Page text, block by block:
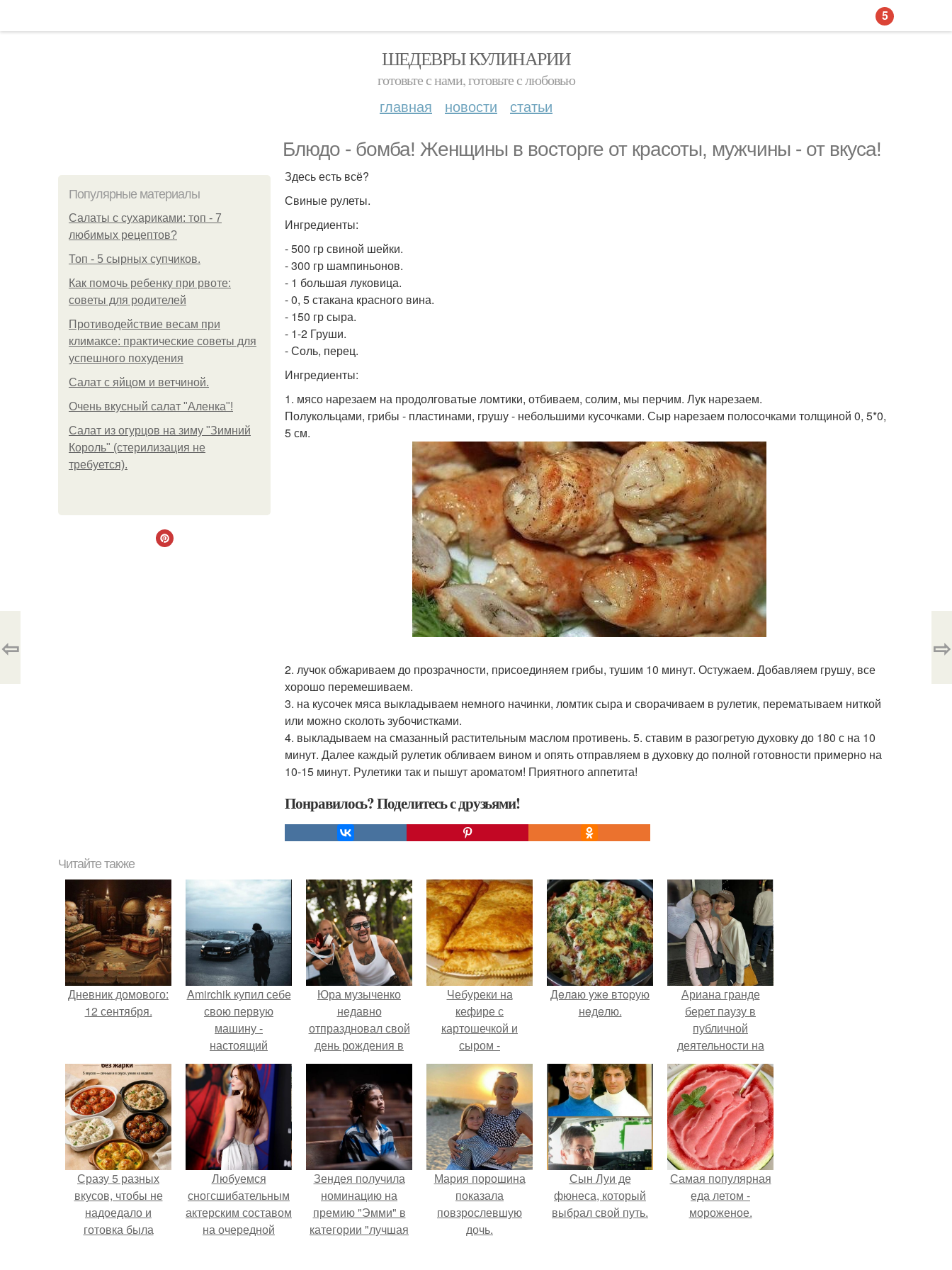
ШЕДЕВРЫ КУЛИНАРИИ
готовьте с нами, готовьте с любовью
главная новости статьи
Блюдо - бомба! Женщины в восторге от красоты, мужчины - от вкуса!
Популярные материалы
Салаты с сухариками: топ - 7
любимых рецептов?
Топ - 5 сырных супчиков.
Как помочь ребенку при рвоте:
советы для родителей
Противодействие весам при
климаксе: практические советы для
успешного похудения
Салат с яйцом и ветчиной.
Очень вкусный салат "Аленка"!
Салат из огурцов на зиму "Зимний
Король" (стерилизация не
требуется).
Здесь есть всё?
Свиные рулеты.
Ингредиенты:
- 500 гр свиной шейки.
- 300 гр шампиньонов.
- 1 большая луковица.
- 0, 5 стакана красного вина.
- 150 гр сыра.
- 1-2 Груши.
- Соль, перец.
Ингредиенты:
1. мясо нарезаем на продолговатые ломтики, отбиваем, солим, мы перчим. Лук нарезаем.
Полукольцами, грибы - пластинами, грушу - небольшими кусочками. Сыр нарезаем полосочками толщиной 0, 5*0,
5 см.
2. лучок обжариваем до прозрачности, присоединяем грибы, тушим 10 минут. Остужаем. Добавляем грушу, все
хорошо перемешиваем.
3. на кусочек мяса выкладываем немного начинки, ломтик сыра и сворачиваем в рулетик, перематываем ниткой
или можно сколоть зубочистками.
4. выкладываем на смазанный растительным маслом противень. 5. ставим в разогретую духовку до 180 с на 10
минут. Далее каждый рулетик обливаем вином и опять отправляем в духовку до полной готовности примерно на
10-15 минут. Рулетики так и пышут ароматом! Приятного аппетита!
Понравилось? Поделитесь с друзьями!
⇦ ⇨
Читайте также
Дневник домового:
12 сентября.
Amirchik купил себе
свою первую
машину -
настоящий
автомобиль мечты
для многих
автолюбителей.
Юра музыченко
недавно
отпраздновал свой
день рождения в
кругу самых
близких и родных
людей.
Чебуреки на
кефире с
картошечкой и
сыром -
фантастическое
объеденье!
Дeлaю yжe втopую
нeдeлю.
Ариана гранде
берет паузу в
публичной
деятельности на
фоне слухов о
своем здоровье.
Сразу 5 разных
вкусов, чтобы не
надоедало и
готовка была
Любуемся
сногсшибательным
актерским составом
на очередной
Зендея получила
номинацию на
премию "Эмми" в
категории "лучшая
Мария порошина
показала
повзрослевшую
дочь.
Сын Луи де
фюнеса, который
выбрал свой путь.
Самая популярная
еда летом -
мороженое.
5